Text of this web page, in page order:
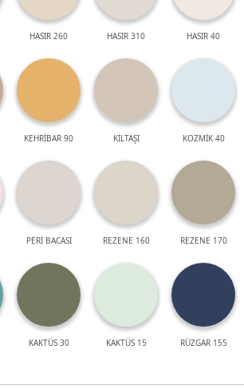
HASIR 260 HASIR 310 HASIR 40
KEHRİBAR 90 KİLTAŞI KOZMİK 40
PERİ BACASI REZENE 160 REZENE 170
KAKTÜS 30 KAKTÜS 15 RÜZGAR 155